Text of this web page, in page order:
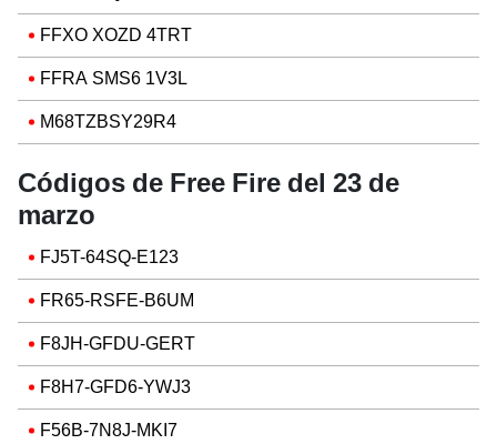
FFXO XOZD 4TRT
FFRA SMS6 1V3L
M68TZBSY29R4
Códigos de Free Fire del 23 de
marzo
FJ5T-64SQ-E123
FR65-RSFE-B6UM
F8JH-GFDU-GERT
F8H7-GFD6-YWJ3
F56B-7N8J-MKI7